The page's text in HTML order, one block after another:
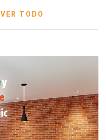
VER TODO